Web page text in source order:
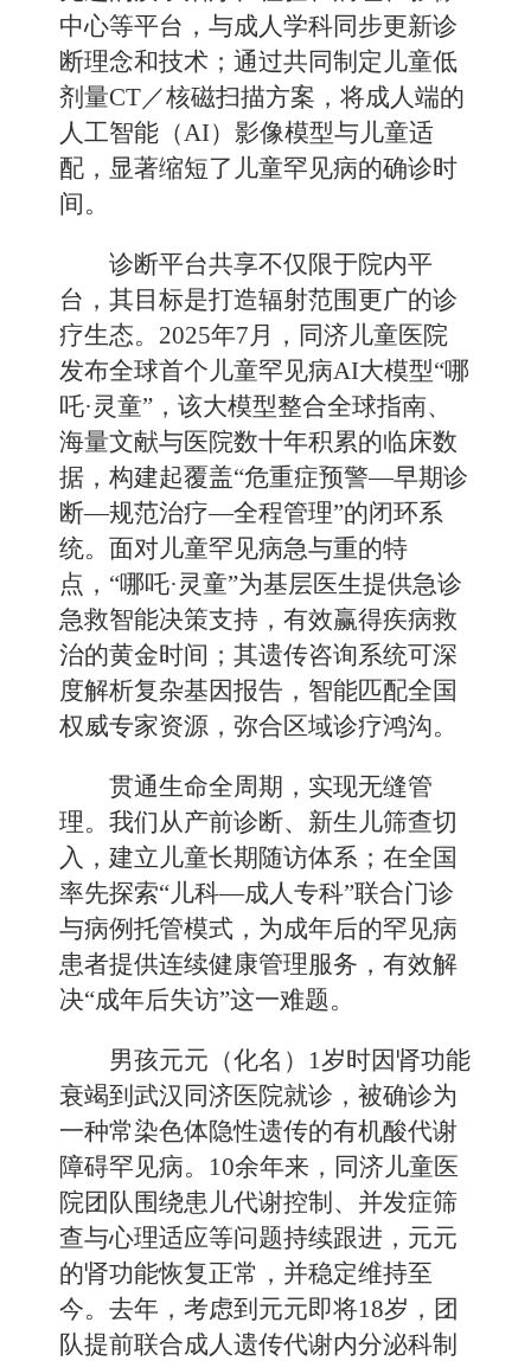
中心等平台，与成人学科同步更新诊
断理念和技术；通过共同制定儿童低
剂量CT／核磁扫描方案，将成人端的
人工智能（AI）影像模型与儿童适
配，显著缩短了儿童罕见病的确诊时
间。
诊断平台共享不仅限于院内平
台，其目标是打造辐射范围更广的诊
疗生态。2025年7月，同济儿童医院
发布全球首个儿童罕见病AI大模型“哪
吒·灵童”，该大模型整合全球指南、
海量文献与医院数十年积累的临床数
据，构建起覆盖“危重症预警—早期诊
断—规范治疗—全程管理”的闭环系
统。面对儿童罕见病急与重的特
点，“哪吒·灵童”为基层医生提供急诊
急救智能决策支持，有效赢得疾病救
治的黄金时间；其遗传咨询系统可深
度解析复杂基因报告，智能匹配全国
权威专家资源，弥合区域诊疗鸿沟。
贯通生命全周期，实现无缝管
理。我们从产前诊断、新生儿筛查切
入，建立儿童长期随访体系；在全国
率先探索“儿科—成人专科”联合门诊
与病例托管模式，为成年后的罕见病
患者提供连续健康管理服务，有效解
决“成年后失访”这一难题。
男孩元元（化名）1岁时因肾功能
衰竭到武汉同济医院就诊，被确诊为
一种常染色体隐性遗传的有机酸代谢
障碍罕见病。10余年来，同济儿童医
院团队围绕患儿代谢控制、并发症筛
查与心理适应等问题持续跟进，元元
的肾功能恢复正常，并稳定维持至
今。去年，考虑到元元即将18岁，团
队提前联合成人遗传代谢内分泌科制